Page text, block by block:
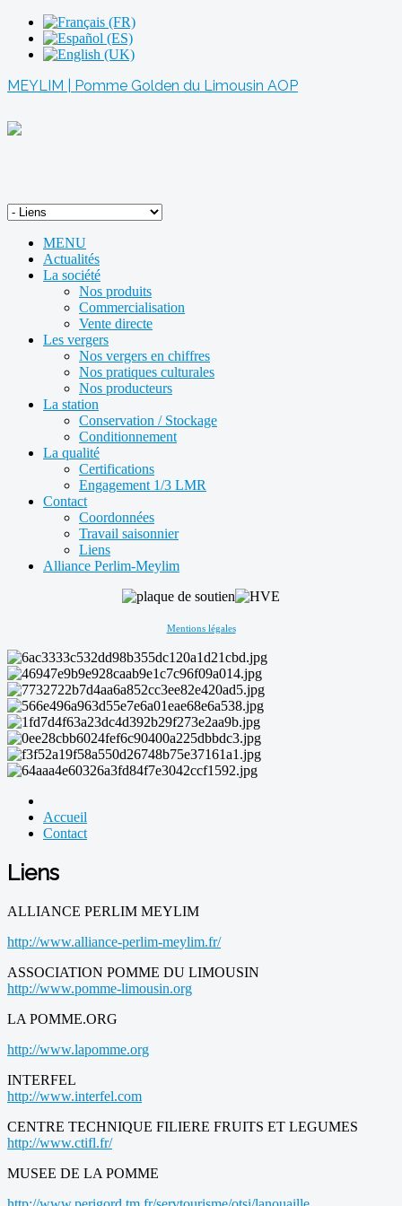
MEYLIM | Pomme Golden du Limousin AOP
MENU
Actualités
La société
Nos produits
Commercialisation
Vente directe
Les vergers
Nos vergers en chiffres
Nos pratiques culturales
Nos producteurs
La station
Conservation / Stockage
Conditionnement
La qualité
Certifications
Engagement 1/3 LMR
Contact
Coordonnées
Travail saisonnier
Liens
Alliance Perlim-Meylim
Mentions légales
Accueil
Contact
Liens
ALLIANCE PERLIM MEYLIM
http://www.alliance-perlim-meylim.fr/
ASSOCIATION POMME DU LIMOUSIN
http://www.pomme-limousin.org
LA POMME.ORG
http://www.lapomme.org
INTERFEL
http://www.interfel.com
CENTRE TECHNIQUE FILIERE FRUITS ET LEGUMES
http://www.ctifl.fr/
MUSEE DE LA POMME